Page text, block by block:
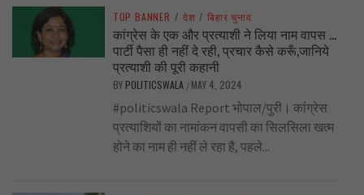
TOP BANNER / देश / बिहार चुनाव
कांग्रेस के एक और प्रत्याशी ने लिया नाम वापस …
पार्टी पैसा ही नहीं दे रही, प्रचार कैसे करूँ,जानिये
प्रत्याशी की पूरी कहानी
BY POLITICSWALA / MAY 4, 2024
#politicswala Report भोपाल/पुरी। कांग्रेस
प्रत्याशियों का नामांकन वापसी का सिलसिला खत्म
होने का नाम ही नहीं ले रहा है, पहले...